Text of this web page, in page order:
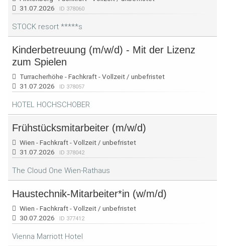
31.07.2026
ID 378060
STOCK resort *****s
Kinderbetreuung (m/w/d) - Mit der Lizenz
zum Spielen
Turracherhöhe - Fachkraft - Vollzeit / unbefristet
31.07.2026
ID 378057
HOTEL HOCHSCHOBER
Frühstücksmitarbeiter (m/w/d)
Wien - Fachkraft - Vollzeit / unbefristet
31.07.2026
ID 378042
The Cloud One Wien-Rathaus
Haustechnik-Mitarbeiter*in (w/m/d)
Wien - Fachkraft - Vollzeit / unbefristet
30.07.2026
ID 377412
Vienna Marriott Hotel